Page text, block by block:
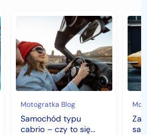
Samochód
cabrio
–
czy
to
się
opłaca
w
polskim
klimacie?
Motogratka Blog
Samochód typu
cabrio – czy to się
czyli